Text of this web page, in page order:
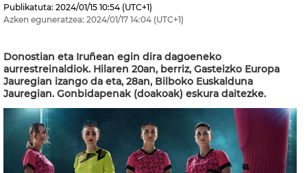
Publikatuta: 2024/01/15 10:54 (UTC+1)
Azken eguneratzea: 2024/01/17 14:04 (UTC+1)
Donostian eta Iruñean egin dira dagoeneko
aurrestreinaldiok. Hilaren 20an, berriz, Gasteizko Europa
Jauregian izango da eta, 28an, Bilboko Euskalduna
Jauregian. Gonbidapenak (doakoak) eskura daitezke.